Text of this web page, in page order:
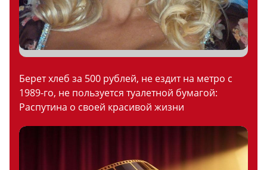
Берет хлеб за 500 рублей, не ездит на метро с
1989-го, не пользуется туалетной бумагой:
Распутина о своей красивой жизни